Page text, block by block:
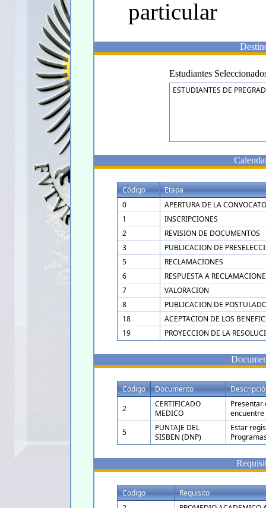
particular
Estudiantes
ESTUDIANTES DE
Código
Etapa
0
APERTURA DE LA
1
INSCRIPCIONES
2
REVISION DE DOCUMENTOS
3
PUBLICACION DE
5
RECLAMACIONES
6
RESPUESTA A
7
VALORACION
8
PUBLICACION DE
18
ACEPTACION DE LOS
19
PROYECCION DE LA
Código Documento
2
CERTIFICADO
MEDICO
Presentar
5
PUNTAJE DEL
SISBEN (DNP)
Estar
Codigo
Requisito